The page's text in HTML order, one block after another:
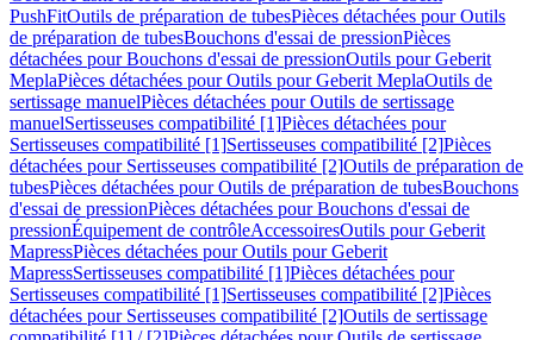
PushFitOutils de préparation de tubesPièces détachées pour Outils
de préparation de tubesBouchons d'essai de pressionPièces
détachées pour Bouchons d'essai de pressionOutils pour Geberit
MeplaPièces détachées pour Outils pour Geberit MeplaOutils de
sertissage manuelPièces détachées pour Outils de sertissage
manuelSertisseuses compatibilité [1]Pièces détachées pour
Sertisseuses compatibilité [1]Sertisseuses compatibilité [2]Pièces
détachées pour Sertisseuses compatibilité [2]Outils de préparation de
tubesPièces détachées pour Outils de préparation de tubesBouchons
d'essai de pressionPièces détachées pour Bouchons d'essai de
pressionÉquipement de contrôleAccessoiresOutils pour Geberit
MapressPièces détachées pour Outils pour Geberit
MapressSertisseuses compatibilité [1]Pièces détachées pour
Sertisseuses compatibilité [1]Sertisseuses compatibilité [2]Pièces
détachées pour Sertisseuses compatibilité [2]Outils de sertissage